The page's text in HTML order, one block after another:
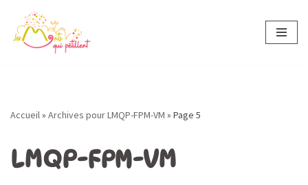
Aller
Accueil» Archives pour LMQP-FPM-VM » Page 5
LMQP-FPM-VM